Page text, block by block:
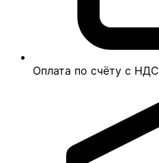
Оплата по счёту с